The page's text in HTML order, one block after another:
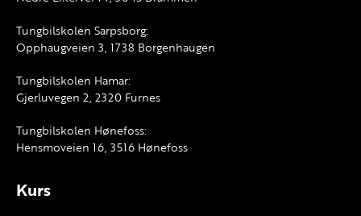
Tungbilskolen Sarpsborg:
Opphaugveien 3, 1738 Borgenhaugen
Tungbilskolen Hamar:
Gjerluvegen 2, 2320 Furnes
Tungbilskolen Hønefoss:
Hensmoveien 16, 3516 Hønefoss
Kurs